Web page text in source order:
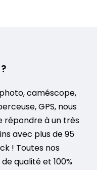
caméscope,
GPS, nous
répondre à un très
avec plus de 95
! Toutes nos
qualité et 100%